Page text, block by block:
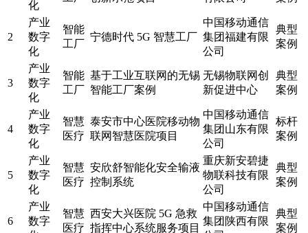
化
2
产业
数字
化
智能
工厂
宁德时代 5G 智慧工厂
中国移动通信
集团福建有限
公司
典型
案例
3
产业
数字
化
智能
工厂
基于工业互联网的无锡
智能工厂案例
无锡物联网创
新促进中心
典型
案例
4
产业
数字
化
智慧
医疗
泰安市中心医院移动物
联网智慧医院项目
中国移动通信
集团山东有限
公司
标杆
案例
5
产业
数字
化
智慧
医疗
安欣舒智能化安全输液
控制系统
重庆新安碧捷
物联科技有限
公司
典型
案例
6
产业
数字
智慧
医疗
西安大兴医院 5G 急救
指挥中心系统服务项目
中国移动通信
集团陕西有限
典型
案例